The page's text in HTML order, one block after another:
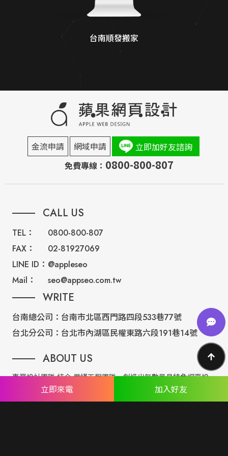
台南順發搬家
金流申請 網域申請
立即加好友諮詢
免費專線： 0800-800-807
CALL US
TEL：
0800-800-807
FAX：
02-81927069
LINE ID： @appleseo
Mail：
seo@appseo.com.tw
WRITE
台南總公司： 台南市北區西門路四段533巷77號
台北分公司： 台北市內湖區民權東路六段191巷14號
ABOUT US
專業設計團隊 結合 嚴謹工程團隊，創造出無數最具特色網頁設
計，不管是時尚美感或是網站最新特效技術，我們仍不斷學習推
出最創新的網頁設計。
立即來電 加入好友